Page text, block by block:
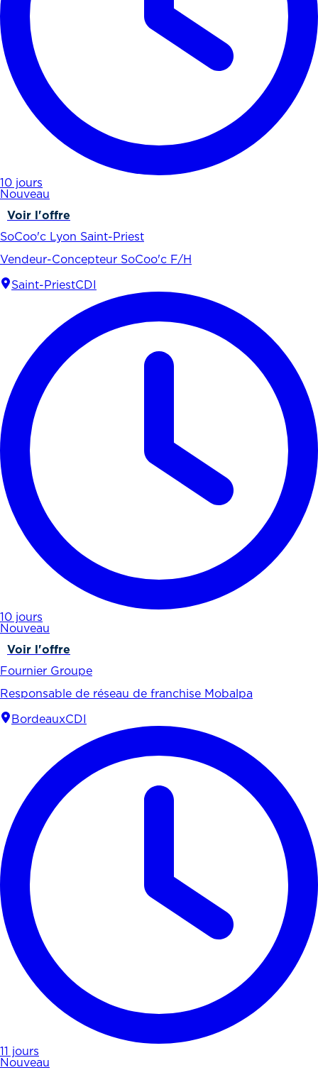
10 jours
Nouveau
Voir l'offre
SoCoo'c Lyon Saint-Priest
Vendeur-Concepteur SoCoo'c F/H
Saint-PriestCDI
10 jours
Nouveau
Voir l'offre
Fournier Groupe
Responsable de réseau de franchise Mobalpa
BordeauxCDI
11 jours
Nouveau